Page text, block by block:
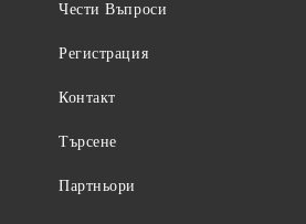
Чести Въпроси
Регистрация
Контакт
Търсене
Партньори